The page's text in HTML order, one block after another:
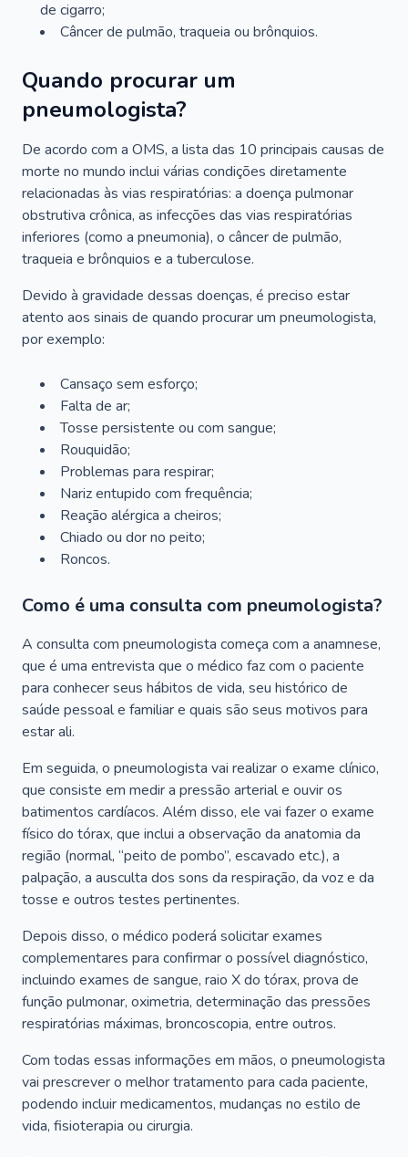
de cigarro;
Câncer de pulmão, traqueia ou brônquios.
Quando procurar um
pneumologista?
De acordo com a OMS, a lista das 10 principais causas de
morte no mundo inclui várias condições diretamente
relacionadas às vias respiratórias: a doença pulmonar
obstrutiva crônica, as infecções das vias respiratórias
inferiores (como a pneumonia), o câncer de pulmão,
traqueia e brônquios e a tuberculose.
Devido à gravidade dessas doenças, é preciso estar
atento aos sinais de quando procurar um pneumologista,
por exemplo:
Cansaço sem esforço;
Falta de ar;
Tosse persistente ou com sangue;
Rouquidão;
Problemas para respirar;
Nariz entupido com frequência;
Reação alérgica a cheiros;
Chiado ou dor no peito;
Roncos.
Como é uma consulta com pneumologista?
A consulta com pneumologista começa com a anamnese,
que é uma entrevista que o médico faz com o paciente
para conhecer seus hábitos de vida, seu histórico de
saúde pessoal e familiar e quais são seus motivos para
estar ali.
Em seguida, o pneumologista vai realizar o exame clínico,
que consiste em medir a pressão arterial e ouvir os
batimentos cardíacos. Além disso, ele vai fazer o exame
físico do tórax, que inclui a observação da anatomia da
região (normal, “peito de pombo”, escavado etc.), a
palpação, a ausculta dos sons da respiração, da voz e da
tosse e outros testes pertinentes.
Depois disso, o médico poderá solicitar exames
complementares para confirmar o possível diagnóstico,
incluindo exames de sangue, raio X do tórax, prova de
função pulmonar, oximetria, determinação das pressões
respiratórias máximas, broncoscopia, entre outros.
Com todas essas informações em mãos, o pneumologista
vai prescrever o melhor tratamento para cada paciente,
podendo incluir medicamentos, mudanças no estilo de
vida, fisioterapia ou cirurgia.